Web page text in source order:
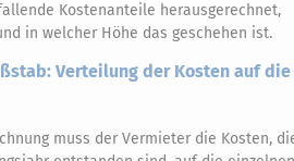
Kostenanteile herausgerechnet,
in welcher Höhe das geschehen ist.
Verteilung der Kosten auf die
muss der Vermieter die Kosten,